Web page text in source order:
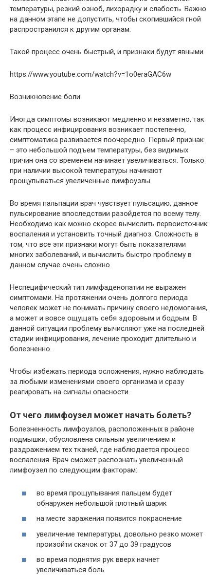
температуры, резкий озноб, лихорадку и слабость. Важно
на данном этапе не допустить, чтобы скопившийся гной
распространился к другим органам.
Такой процесс очень быстрый, и признаки будут явными.
https://www.youtube.com/watch?v=1o0eraGAC6w
Возникновение боли
Иногда симптомы возникают медленно и незаметно, так
как процесс инфицирования возникает постепенно,
симптоматика развивается поочередно. Первый признак
– это небольшой подъем температуры, без видимых
причин она со временем начинает увеличиваться. Только
при наличии высокой температуры начинают
прощупываться увеличенные лимфоузлы.
Во время пальпации врач чувствует пульсацию, данное
пульсирование впоследствии разойдется по всему телу.
Необходимо как можно скорее вычислить первоисточник
воспаления и установить точный диагноз. Сложность в
том, что все эти признаки могут быть показателями
многих заболеваний, и вычислить быстро проблему в
данном случае очень сложно.
Неспецифический тип лимфаденопатии не выражен
симптомами. На протяжении очень долгого периода
человек может не понимать причину своего недомогания,
а может и вовсе ощущать себя здоровым и бодрым. В
данной ситуации проблему вычисляют уже на последней
стадии инфицирования, лечение проходит длительно и
болезненно.
Чтобы избежать периода осложнения, нужно наблюдать
за любыми изменениями своего организма и сразу
реагировать на сигналы опасности.
От чего лимфоузел может начать болеть?
Болезненность лимфоузлов, расположенных в районе
подмышки, обусловлена сильным увеличением и
раздражением тех тканей, где наблюдается процесс
воспаления. Врач сможет распознать увеличенный
лимфоузел по следующим факторам:
во время прощупывания пальцем будет
обнаружен небольшой плотный шарик
на месте заражения появится покраснение
увеличение температуры, довольно резко может
произойти скачок от 37 до 39 градусов
во время поднятия рук вверх начнет
увеличиваться боль